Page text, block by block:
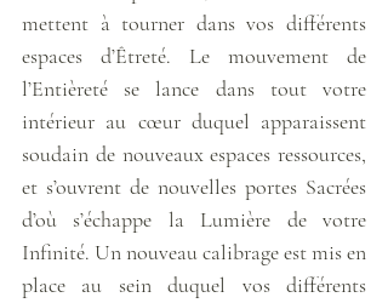
mettent à tourner dans vos différents
espaces d’Êtreté. Le mouvement de
l’Entièreté se lance dans tout votre
intérieur au cœur duquel apparaissent
soudain de nouveaux espaces ressources,
et s’ouvrent de nouvelles portes Sacrées
d’où s’échappe la Lumière de votre
Infinité. Un nouveau calibrage est mis en
place au sein duquel vos différents